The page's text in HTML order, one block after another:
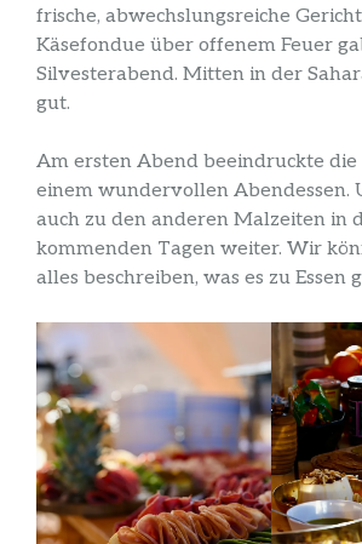
frische, abwechslungsreiche
Käsefondue über offenem Feuer
Silvesterabend. Mitten in der
gut.
Am ersten Abend beeindruckte
einem wundervollen Abendessen.
auch zu den anderen Malzeiten in
kommenden Tagen weiter. Wir
alles beschreiben, was es zu Essen